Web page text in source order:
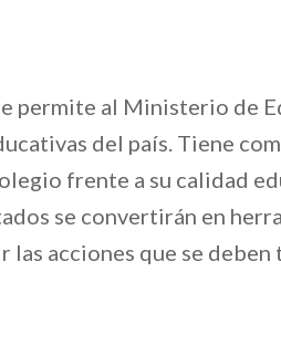
permite al Ministerio de
del país. Tiene
frente a su calidad
se convertirán en
acciones que se deben